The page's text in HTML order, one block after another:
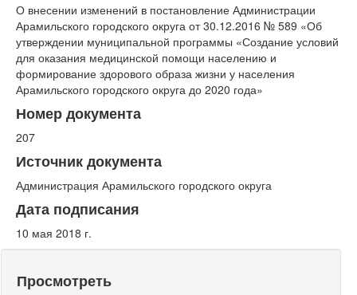
О внесении изменений в постановление Администрации
Арамильского городского округа от 30.12.2016 № 589 «Об
утверждении муниципальной программы «Создание условий
для оказания медицинской помощи населению и
формирование здорового образа жизни у населения
Арамильского городского округа до 2020 года»
Номер документа
207
Источник документа
Администрация Арамильского городского округа
Дата подписания
10 мая 2018 г.
Просмотреть